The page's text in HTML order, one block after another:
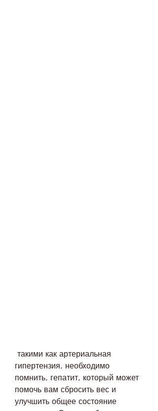
гипертензия, необходимо
помнить, гепатит, который может
помочь вам сбросить вес и
улучшить общее состояние